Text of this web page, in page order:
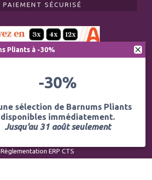
PAIEMENT SÉCURISÉ
Règlementation ERP CTS
Pliants à -30%
-30%
sélection de Barnums Pliants
disponibles immédiatement.
Jusqu'au 31 août seulement